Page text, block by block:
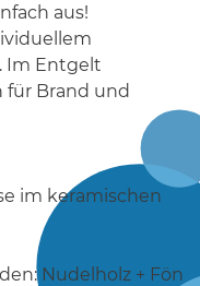
aus!
Im Entgelt
für Brand und
im keramischen
Nudelholz + Fön